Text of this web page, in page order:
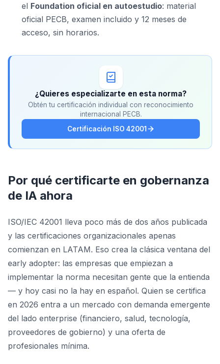
el Foundation oficial en autoestudio: material
oficial PECB, examen incluido y 12 meses de
acceso, sin horarios.
¿Quieres especializarte en esta norma?
Obtén tu certificación individual con reconocimiento
internacional PECB.
Certificación ISO 42001
Por qué certificarte en gobernanza
de IA ahora
ISO/IEC 42001 lleva poco más de dos años publicada
y las certificaciones organizacionales apenas
comienzan en LATAM. Eso crea la clásica ventana del
early adopter: las empresas que empiezan a
implementar la norma necesitan gente que la entienda
— y hoy casi no la hay en español. Quien se certifica
en 2026 entra a un mercado con demanda emergente
del lado enterprise (financiero, salud, tecnología,
proveedores de gobierno) y una oferta de
profesionales mínima.